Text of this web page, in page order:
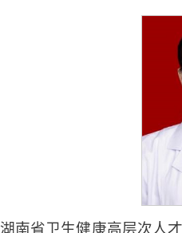
湖南省卫生健康高层次人